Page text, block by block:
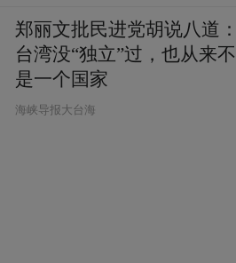
郑丽文批民进党胡说八道：
台湾没“独立”过，也从来不
是一个国家
​海峡导报大台海